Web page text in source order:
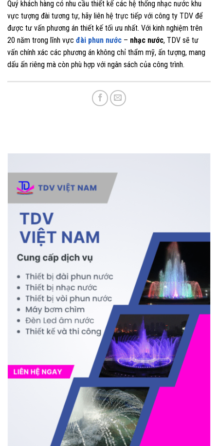
Quý khách hàng có nhu cầu thiết kế các hệ thống nhạc nước khu
vực tượng đài tương tự, hãy liên hệ trực tiếp với công ty TDV để
được tư vấn phương án thiết kế tối ưu nhất. Với kinh nghiệm trên
20 năm trong lĩnh vực đài phun nước – nhạc nước, TDV sẽ tư
vấn chính xác các phương án không chỉ thẩm mỹ, ấn tượng, mang
dấu ấn riêng mà còn phù hợp với ngân sách của công trình.